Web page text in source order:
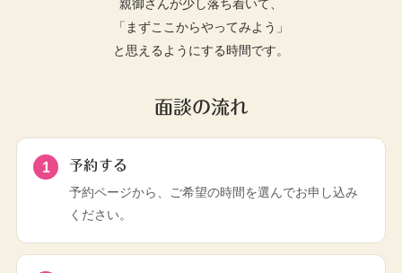
親御さんが少し落ち着いて、
「まずここからやってみよう」
と思えるようにする時間です。
面談の流れ
予約する
予約ページから、ご希望の時間を選んでお申し込み
ください。